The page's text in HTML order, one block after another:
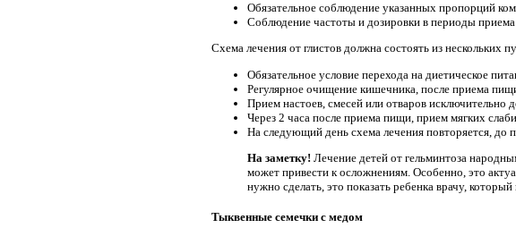
Обязательное соблюдение указанных пропорций
Соблюдение частоты и дозировки в периоды
Схема лечения от глистов должна состоять из нескольких
Обязательное условие перехода на диетическое
Регулярное очищение кишечника, после приема
Прием настоев, смесей или отваров исключительно
Через 2 часа после приема пищи, прием мягких
На следующий день схема лечения повторяется, до
На заметку! Лечение детей от гельминтоза
может привести к осложнениям. Особенно, это
нужно сделать, это показать ребенка врачу,
Тыквенные семечки с медом